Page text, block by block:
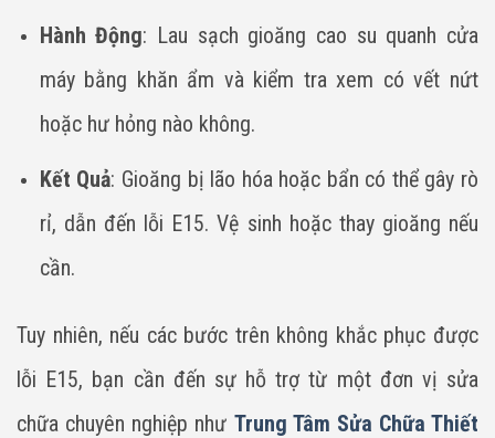
Hành Động: Lau sạch gioăng cao su quanh cửa
máy bằng khăn ẩm và kiểm tra xem có vết nứt
hoặc hư hỏng nào không.
Kết Quả: Gioăng bị lão hóa hoặc bẩn có thể gây rò
rỉ, dẫn đến lỗi E15. Vệ sinh hoặc thay gioăng nếu
cần.
Tuy nhiên, nếu các bước trên không khắc phục được
lỗi E15, bạn cần đến sự hỗ trợ từ một đơn vị sửa
chữa chuyên nghiệp như Trung Tâm Sửa Chữa Thiết